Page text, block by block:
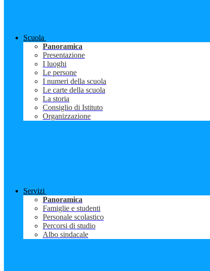
Scuola
Panoramica
Presentazione
I luoghi
Le persone
I numeri della scuola
Le carte della scuola
La storia
Consiglio di Istituto
Organizzazione
Servizi
Panoramica
Famiglie e studenti
Personale scolastico
Percorsi di studio
Albo sindacale